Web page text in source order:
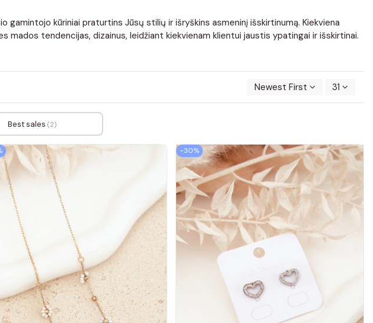
gamintojo kūriniai praturtins Jūsų stilių ir išryškins asmeninį išskirtinumą. Kiekviena
tendencijas, dizainus, leidžiant kiekvienam klientui jaustis ypatingai ir išskirtinai.
Newest First 31
Best sales 2
−30%